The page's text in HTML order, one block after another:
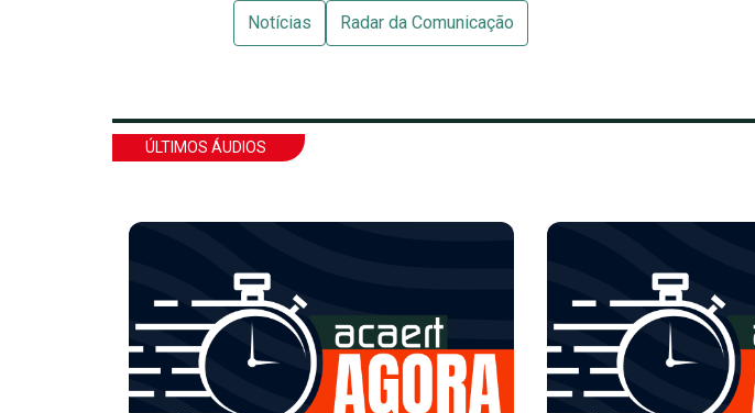
Notícias Radar da Comunicação
ÚLTIMOS ÁUDIOS